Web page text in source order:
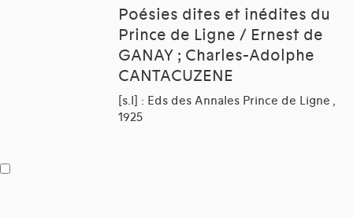
Poésies dites et inédites du
Prince de Ligne / Ernest de
GANAY ; Charles-Adolphe
CANTACUZENE
[s.l] : Eds des Annales Prince de Ligne ,
1925